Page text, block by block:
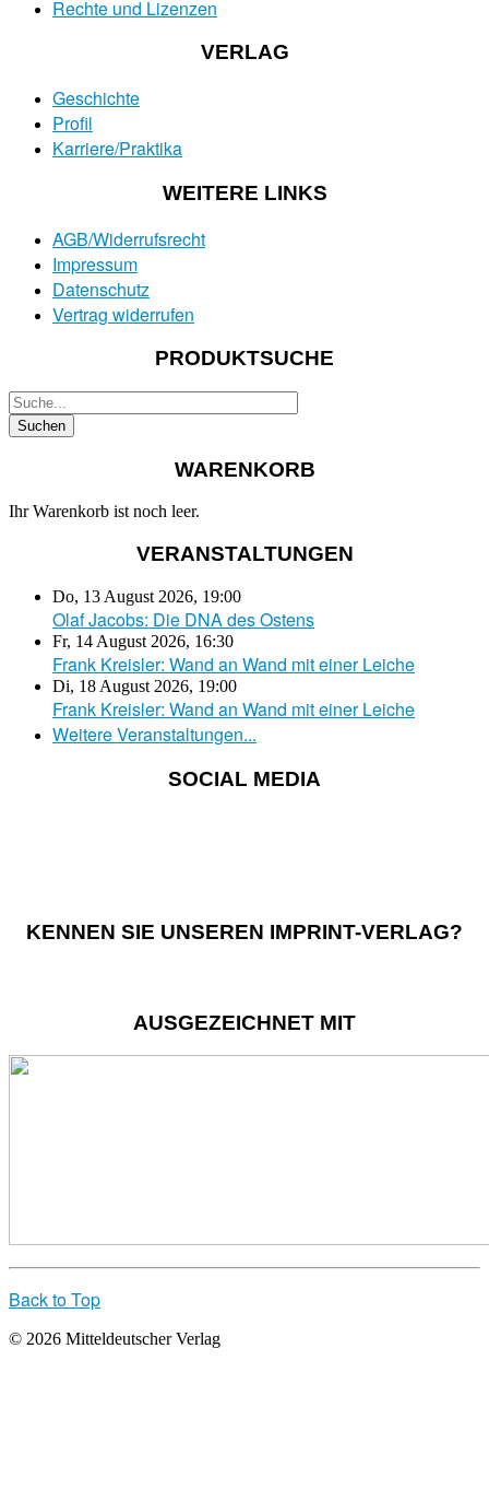
Rechte und Lizenzen
VERLAG
Geschichte
Profil
Karriere/Praktika
WEITERE LINKS
AGB/Widerrufsrecht
Impressum
Datenschutz
Vertrag widerrufen
PRODUKTSUCHE
WARENKORB
Ihr Warenkorb ist noch leer.
VERANSTALTUNGEN
Do, 13 August 2026, 19:00
Olaf Jacobs: Die DNA des Ostens
Fr, 14 August 2026, 16:30
Frank Kreisler: Wand an Wand mit einer Leiche
Di, 18 August 2026, 19:00
Frank Kreisler: Wand an Wand mit einer Leiche
Weitere Veranstaltungen...
SOCIAL MEDIA
KENNEN SIE UNSEREN IMPRINT-VERLAG?
AUSGEZEICHNET MIT
Back to Top
© 2026 Mitteldeutscher Verlag